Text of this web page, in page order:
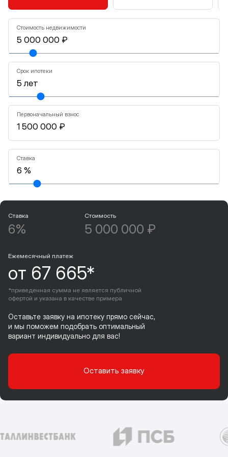
Стоимость недвижимости
Срок ипотеки
Первоначальный взнос
Ставка
Ставка
6%
Стоимость
5 000 000 ₽
Ежемесячный платеж
от 67 665*
*приведенная сумма не является публичной
офертой и указана в качестве примера
Оставьте заявку на ипотеку прямо сейчас,
и мы поможем подобрать оптимальный
вариант индивидуально для вас!
Оставить заявку